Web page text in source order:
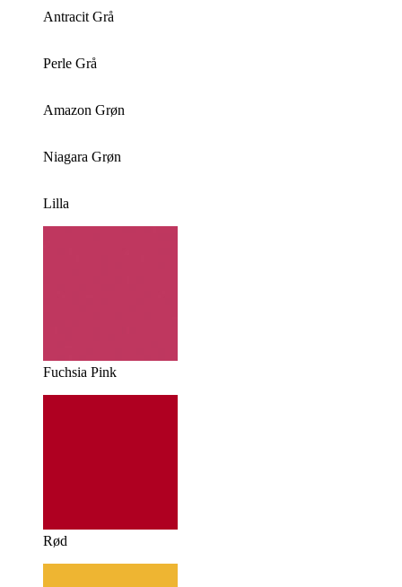
Antracit Grå
Perle Grå
Amazon Grøn
Niagara Grøn
Lilla
Fuchsia Pink
Rød